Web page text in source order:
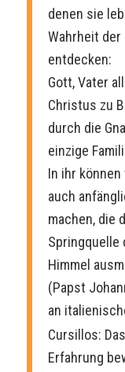
denen sie
Wahrheit
entdecken:
Gott, Vater
Christus zu
durch die
einzige
In ihr
auch
machen, die
Springquelle
Himmel
(Papst
an
Cursillos:
Erfahrung